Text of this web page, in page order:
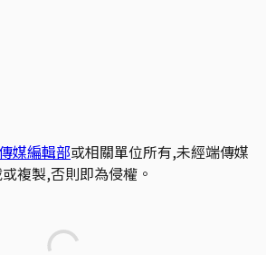
媒編輯部或相關單位所有,未經端傳媒
複製,否則即為侵權。